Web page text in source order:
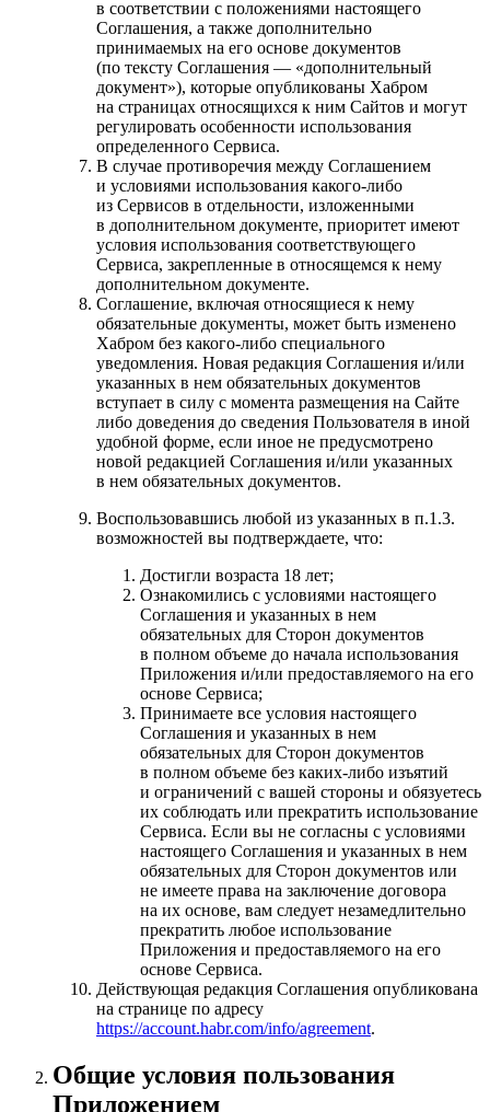
в соответствии с положениями настоящего
Соглашения, а также дополнительно
принимаемых на его основе документов
(по тексту Соглашения — «дополнительный
документ»), которые опубликованы Хабром
на страницах относящихся к ним Сайтов и могут
регулировать особенности использования
определенного Сервиса.
В случае противоречия между Соглашением
и условиями использования какого-либо
из Сервисов в отдельности, изложенными
в дополнительном документе, приоритет имеют
условия использования соответствующего
Сервиса, закрепленные в относящемся к нему
дополнительном документе.
Соглашение, включая относящиеся к нему
обязательные документы, может быть изменено
Хабром без какого-либо специального
уведомления. Новая редакция Соглашения и/или
указанных в нем обязательных документов
вступает в силу с момента размещения на Сайте
либо доведения до сведения Пользователя в иной
удобной форме, если иное не предусмотрено
новой редакцией Соглашения и/или указанных
в нем обязательных документов.
Воспользовавшись любой из указанных в п.1.3.
возможностей вы подтверждаете, что:
Достигли возраста 18 лет;
Ознакомились с условиями настоящего
Соглашения и указанных в нем
обязательных для Сторон документов
в полном объеме до начала использования
Приложения и/или предоставляемого на его
основе Сервиса;
Принимаете все условия настоящего
Соглашения и указанных в нем
обязательных для Сторон документов
в полном объеме без каких-либо изъятий
и ограничений с вашей стороны и обязуетесь
их соблюдать или прекратить использование
Сервиса. Если вы не согласны с условиями
настоящего Соглашения и указанных в нем
обязательных для Сторон документов или
не имеете права на заключение договора
на их основе, вам следует незамедлительно
прекратить любое использование
Приложения и предоставляемого на его
основе Сервиса.
Действующая редакция Соглашения опубликована
на странице по адресу
https://account.habr.com/info/agreement.
Общие условия пользования
Приложением